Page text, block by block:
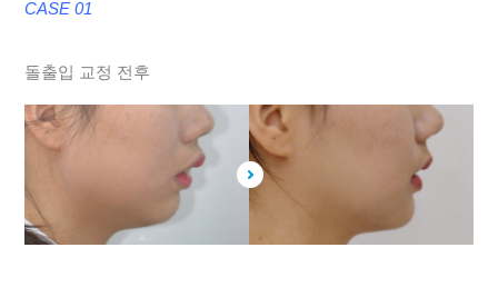
CASE 01
돌출입 교정 전후